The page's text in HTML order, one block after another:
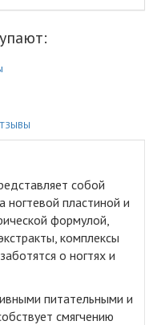
собой
ногтевой пластиной и
формулой,
комплексы
о ногтях и
питательными и
смягчению